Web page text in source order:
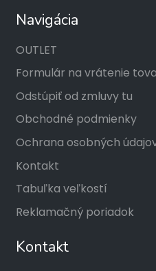
Navigácia
OUTLET
Formulár na vrátenie
Odstúpiť od zmluvy tu
Obchodné podmienky
Ochrana osobných
Kontakt
Tabuľka veľkostí
Reklamačný poriadok
Kontakt